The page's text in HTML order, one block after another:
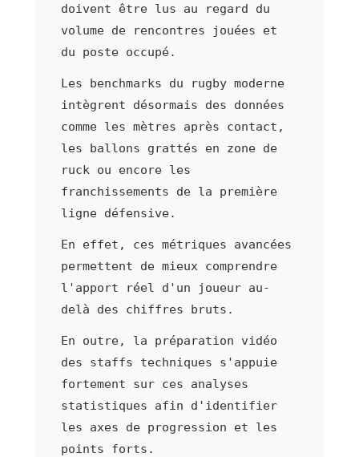
doivent être lus au regard du
volume de rencontres jouées et
du poste occupé.
Les benchmarks du rugby moderne
intègrent désormais des données
comme les mètres après contact,
les ballons grattés en zone de
ruck ou encore les
franchissements de la première
ligne défensive.
En effet, ces métriques avancées
permettent de mieux comprendre
l'apport réel d'un joueur au-
delà des chiffres bruts.
En outre, la préparation vidéo
des staffs techniques s'appuie
fortement sur ces analyses
statistiques afin d'identifier
les axes de progression et les
points forts.